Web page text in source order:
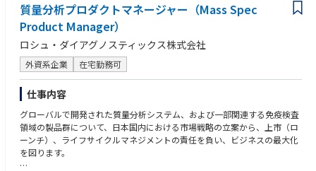
ンラインの店舗訪問につなげる機能やキャンペーン（店舗検索のUX、予約
／アポイントメントの流れ、クリックトゥコール、固有のキャンペーンコ
ード、QRコードを活用した体験など）を設計・実行し、可能な場合はオ
フラインでの貢献度を測定します。
・ウェブサイトとCRM/マーケティングオートメーション間の統合を管理
します。データフロー（登録、イベント、同意）が正しく実装されている
ことを確認し、ライフサイクルマーケティングのためのファーストパーテ
ィデータ収集をサポートします。
・グローバルなデジタルソリューションの現地実装者として、グローバル
なコンポーネントを現地のUX/技術的な制約に合わせて翻訳し、現地での
実装を行い、ベンダーの成果物を検証し、グローバルチームにフィードバ
ックを提供します。
・すべての実装が適用されるプライバシーおよび規制要件に準拠している
質量分析プロダクトマネージャー（Mass Spec
Product Manager）
ロシュ・ダイアグノスティックス株式会社
外資系企業 在宅勤務可
仕事内容
グローバルで開発された質量分析システム、および一部関連する免疫検査
領域の製品群について、日本国内における市場戦略の立案から、上市（ロ
ーンチ）、ライフサイクルマネジメントの責任を負い、ビジネスの最大化
を図ります。